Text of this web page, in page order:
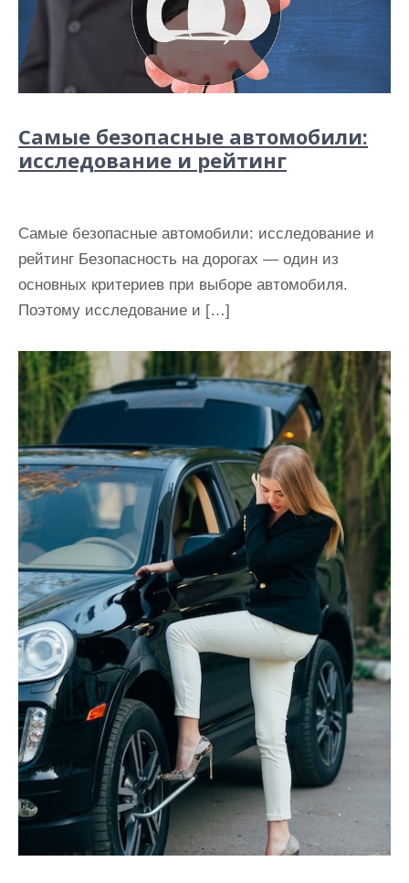
Самые безопасные автомобили:
исследование и рейтинг
Самые безопасные автомобили: исследование и
рейтинг Безопасность на дорогах — один из
основных критериев при выборе автомобиля.
Поэтому исследование и […]